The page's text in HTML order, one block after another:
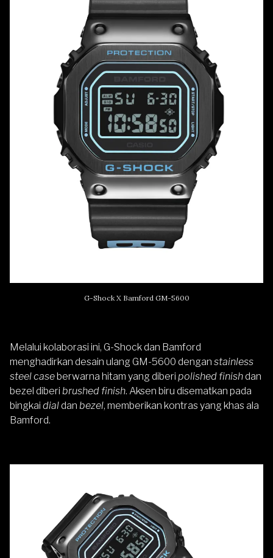
G-Shock X Bamford GM-5600
Melalui kolaborasi ini, G-Shock dan Bamford
menghadirkan desain ulang GM-5600 dengan stainless
steel case berwarna hitam yang diberi polished finishdan
bezel diberi brushed finish. Aksen biru disematkan pada
bingkai dialdan bezel, memberikan kontras yang khas ala
Bamford.